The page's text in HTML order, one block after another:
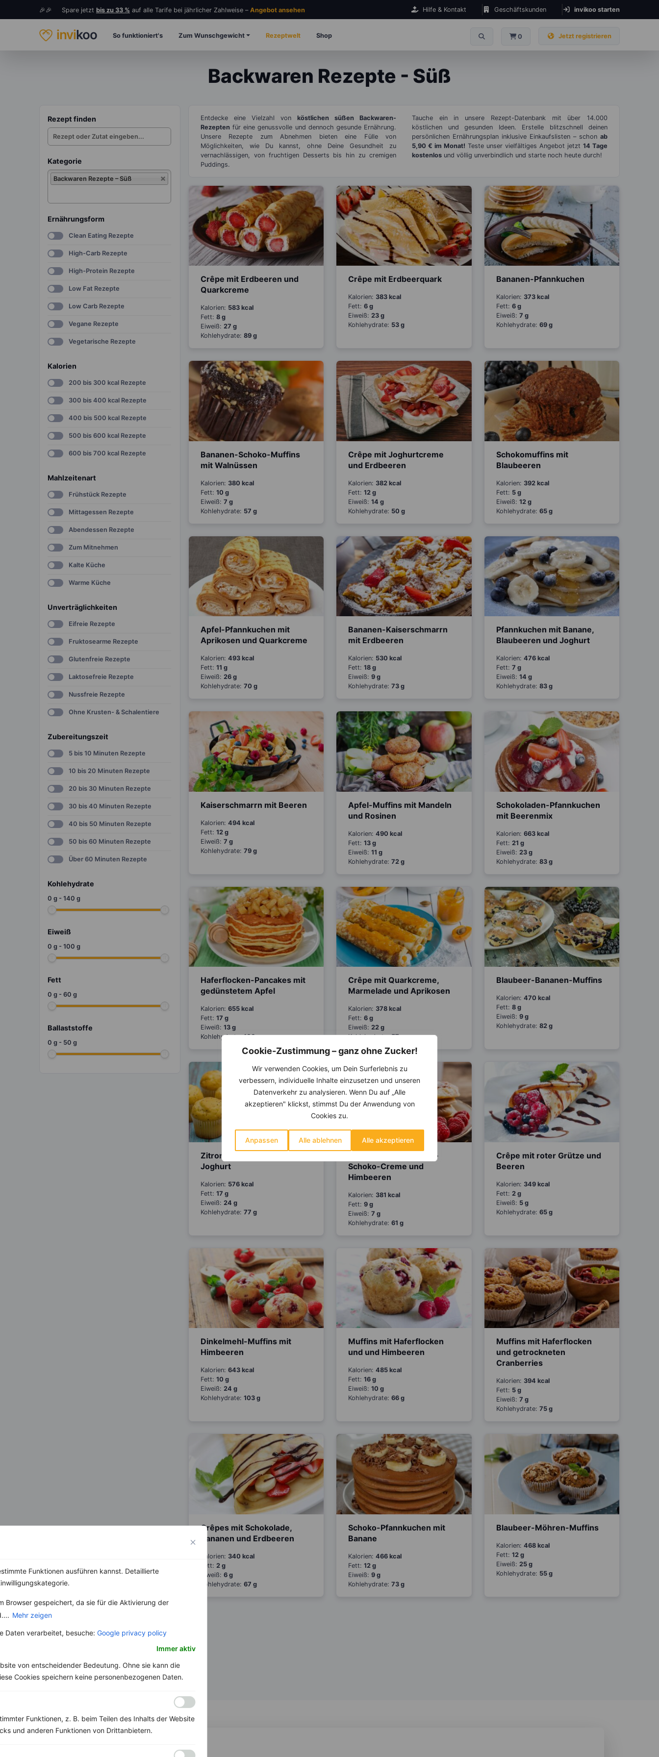
Cookie-Zustimmung – ganz ohne Zucker!
Wir verwenden Cookies, um Dein Surferlebnis zu
verbessern, individuelle Inhalte einzusetzen und unseren
Datenverkehr zu analysieren. Wenn Du auf „Alle
akzeptieren" klickst, stimmst Du der Anwendung von
Cookies zu.
Anpassen Alle ablehnen Alle akzeptieren
Funktionen ausführen kannst. Detaillierte
Browser gespeichert, da sie für die Aktivierung der
Mehr zeigen
Daten verarbeitet, besuche: Google privacy policy
Immer aktiv
von entscheidender Bedeutung. Ohne sie kann die
Cookies speichern keine personenbezogenen Daten.
Funktionen, z. B. beim Teilen des Inhalts der Website
und anderen Funktionen von Drittanbietern.
🎉🎉 Spare jetzt bis zu 33 % auf alle Tarife bei jährlicher Zahlweise – Angebot ansehen Hilfe & Kontakt Geschäftskunden invikoo starten
invikoo So funktioniert's Zum Wunschgewicht Rezeptwelt Shop 0 Jetzt registrieren
Backwaren Rezepte - Süß
Rezept finden
Kategorie
Kategorie
auswählen
Backwaren Rezepte – Süß
Ernährungsform
Clean Eating Rezepte
High-Carb Rezepte
High-Protein Rezepte
Low Fat Rezepte
Low Carb Rezepte
Vegane Rezepte
Vegetarische Rezepte
Kalorien
200 bis 300 kcal Rezepte
300 bis 400 kcal Rezepte
400 bis 500 kcal Rezepte
500 bis 600 kcal Rezepte
600 bis 700 kcal Rezepte
Mahlzeitenart
Frühstück Rezepte
Mittagessen Rezepte
Abendessen Rezepte
Zum Mitnehmen
Kalte Küche
Warme Küche
Unverträglichkeiten
Eifreie Rezepte
Fruktosearme Rezepte
Glutenfreie Rezepte
Laktosefreie Rezepte
Nussfreie Rezepte
Ohne Krusten- & Schalentiere
Zubereitungszeit
5 bis 10 Minuten Rezepte
10 bis 20 Minuten Rezepte
20 bis 30 Minuten Rezepte
30 bis 40 Minuten Rezepte
40 bis 50 Minuten Rezepte
50 bis 60 Minuten Rezepte
Über 60 Minuten Rezepte
Kohlehydrate
0 g - 140 g
Eiweiß
0 g - 100 g
Fett
0 g - 60 g
Ballaststoffe
0 g - 50 g
Entdecke eine Vielzahl von köstlichen süßen Backwaren-
Rezepten für eine genussvolle und dennoch gesunde Ernährung.
Unsere Rezepte zum Abnehmen bieten eine Fülle von
Möglichkeiten, wie Du kannst, ohne Deine Gesundheit zu
vernachlässigen, von fruchtigen Desserts bis hin zu cremigen
Puddings.
Tauche ein in unsere Rezept-Datenbank mit über 14.000
köstlichen und gesunden Ideen. Erstelle blitzschnell deinen
persönlichen Ernährungsplan inklusive Einkaufslisten – schon ab
5,90 € im Monat! Teste unser vielfältiges Angebot jetzt 14 Tage
kostenlos und völlig unverbindlich und starte noch heute durch!
Crêpe mit Erdbeeren und
Quarkcreme
Kalorien: 583 kcal
Fett: 8 g
Eiweiß: 27 g
Kohlehydrate: 89 g
Crêpe mit Erdbeerquark
Kalorien: 383 kcal
Fett:6 g
Eiweiß:23 g
Kohlehydrate: 53 g
Bananen-Pfannkuchen
Kalorien: 373 kcal
Fett: 6 g
Eiweiß: 7 g
Kohlehydrate: 69 g
Bananen-Schoko-Muffins
mit Walnüssen
Kalorien: 380 kcal
Fett: 10 g
Eiweiß: 7 g
Kohlehydrate: 57 g
Crêpe mit Joghurtcreme
und Erdbeeren
Kalorien: 382 kcal
Fett:12 g
Eiweiß:14 g
Kohlehydrate: 50 g
Schokomuffins mit
Blaubeeren
Kalorien: 392 kcal
Fett: 5 g
Eiweiß: 12 g
Kohlehydrate: 65 g
Apfel-Pfannkuchen mit
Aprikosen und Quarkcreme
Kalorien: 493 kcal
Fett: 11 g
Eiweiß: 26 g
Kohlehydrate: 70 g
Bananen-Kaiserschmarrn
mit Erdbeeren
Kalorien: 530 kcal
Fett:18 g
Eiweiß:9 g
Kohlehydrate:73 g
Pfannkuchen mit Banane,
Blaubeeren und Joghurt
Kalorien: 476 kcal
Fett: 7 g
Eiweiß: 14 g
Kohlehydrate: 83 g
Kaiserschmarrn mit Beeren
Kalorien: 494 kcal
Fett: 12 g
Eiweiß: 7 g
Kohlehydrate: 79 g
Apfel-Muffins mit Mandeln
und Rosinen
Kalorien:490 kcal
Fett:13 g
Eiweiß:11 g
Kohlehydrate:72 g
Schokoladen-Pfannkuchen
mit Beerenmix
Kalorien: 663 kcal
Fett: 21 g
Eiweiß: 23 g
Kohlehydrate: 83 g
Haferflocken-Pancakes mit
gedünstetem Apfel
Kalorien: 655 kcal
Fett: 17 g
Eiweiß: 13 g
Kohlehydrate:100 g
Crêpe mit Quarkcreme,
Marmelade und Aprikosen
Kalorien: 378 kcal
Fett:6 g
Eiweiß:22 g
Kohlehydrate:57 g
Blaubeer-Bananen-Muffins
Kalorien: 470 kcal
Fett: 8 g
Eiweiß: 9 g
Kohlehydrate: 82 g
Zitronen-Muffins mit
Joghurt
Kalorien: 576 kcal
Fett: 17 g
Eiweiß: 24 g
Kohlehydrate: 77 g
Pancakes mit Bananen-
Schoko-Creme und
Himbeeren
Kalorien: 381 kcal
Fett:9 g
Eiweiß:7 g
Kohlehydrate:61 g
Crêpe mit roter Grütze und
Beeren
Kalorien: 349 kcal
Fett: 2 g
Eiweiß: 5 g
Kohlehydrate: 65 g
Dinkelmehl-Muffins mit
Himbeeren
Kalorien: 643 kcal
Fett: 10 g
Eiweiß: 24 g
Kohlehydrate: 103 g
Muffins mit Haferflocken
und und Himbeeren
Kalorien:485 kcal
Fett:16 g
Eiweiß:10 g
Kohlehydrate:66 g
Muffins mit Haferflocken
und getrockneten
Cranberries
Kalorien: 394 kcal
Fett: 5 g
Eiweiß: 7 g
Kohlehydrate: 75 g
Crêpes mit Schokolade,
Bananen und Erdbeeren
Kalorien: 340 kcal
Fett: 2 g
Eiweiß: 6 g
Kohlehydrate: 67 g
Schoko-Pfannkuchen mit
Banane
Kalorien:466 kcal
Fett:12 g
Eiweiß:9 g
Kohlehydrate:73 g
Blaubeer-Möhren-Muffins
Kalorien: 468 kcal
Fett: 12 g
Eiweiß: 25 g
Kohlehydrate: 55 g